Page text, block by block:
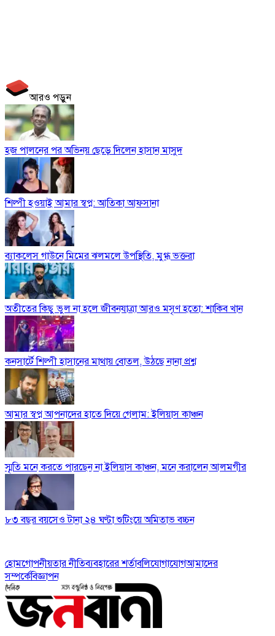
আরও পড়ুন
হজ পালনের পর অভিনয় ছেড়ে দিলেন হাসান মাসুদ
শিল্পী হওয়াই আমার স্বপ্ন: আতিকা আফসানা
ব্যাকলেস গাউনে মিমের ঝলমলে উপস্থিতি, মুগ্ধ ভক্তরা
অতীতের কিছু ভুল না হলে জীবনযাত্রা আরও মসৃণ হতো: শাকিব খান
কনসার্টে শিল্পী হাসানের মাথায় বোতল, উঠছে নানা প্রশ্ন
আমার স্বপ্ন আপনাদের হাতে দিয়ে গেলাম: ইলিয়াস কাঞ্চন
স্মৃতি মনে করতে পারছেন না ইলিয়াস কাঞ্চন, মনে করালেন আলমগীর
৮৩ বছর বয়সেও টানা ২৪ ঘণ্টা শুটিংয়ে অমিতাভ বচ্চন
হোমগোপনীয়তার নীতিব্যবহারের শর্তাবলিযোগাযোগআমাদের
সম্পর্কেবিজ্ঞাপন